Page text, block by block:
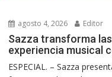
agosto 4, 2026 Editor
Sazza transforma
experiencia musical
ESPECIAL. – Sazza